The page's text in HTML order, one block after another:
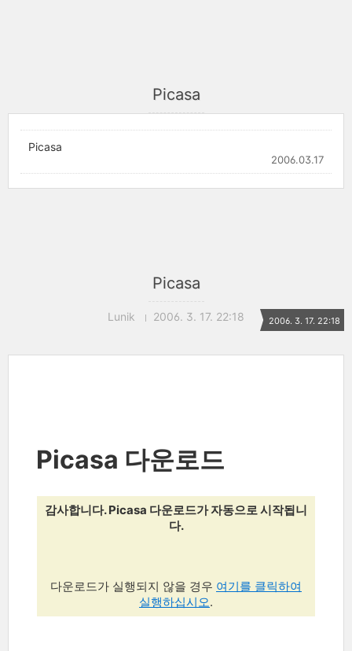
Picasa
Picasa
2006.03.17
Picasa
Lunik 2006. 3. 17. 22:18 2006. 3. 17. 22:18
Picasa 다운로드
감사합니다. Picasa 다운로드가 자동으로 시작됩니
다.
다운로드가 실행되지 않을 경우 여기를 클릭하여
실행하십시오.